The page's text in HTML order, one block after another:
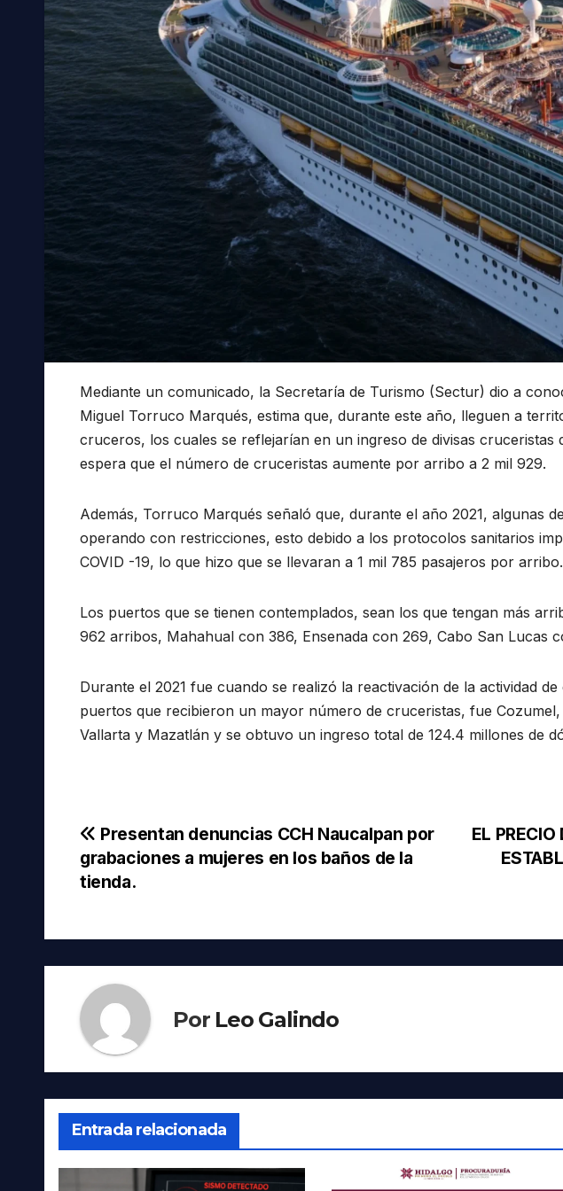
Mediante un comunicado, la Secretaría de Turismo (Sectur) dio a
Miguel Torruco Marqués, estima que, durante este año, lleguen a
cruceros, los cuales se reflejarían en un ingreso de divisas cruceristas
espera que el número de cruceristas aumente por arribo a 2 mil 929.
Además, Torruco Marqués señaló que, durante el año 2021, algunas
operando con restricciones, esto debido a los protocolos sanitarios
COVID -19, lo que hizo que se llevaran a 1 mil 785 pasajeros por arribo.
Los puertos que se tienen contemplados, sean los que tengan más
962 arribos, Mahahual con 386, Ensenada con 269, Cabo San Lucas
Durante el 2021 fue cuando se realizó la reactivación de la actividad
puertos que recibieron un mayor número de cruceristas, fue
Vallarta y Mazatlán y se obtuvo un ingreso total de 124.4 millones de
Navegación
de
EL
Presentan denuncias CCH Naucalpan por
grabaciones a mujeres en los baños de la
tienda.
Por Leo Galindo
Entrada relacionada